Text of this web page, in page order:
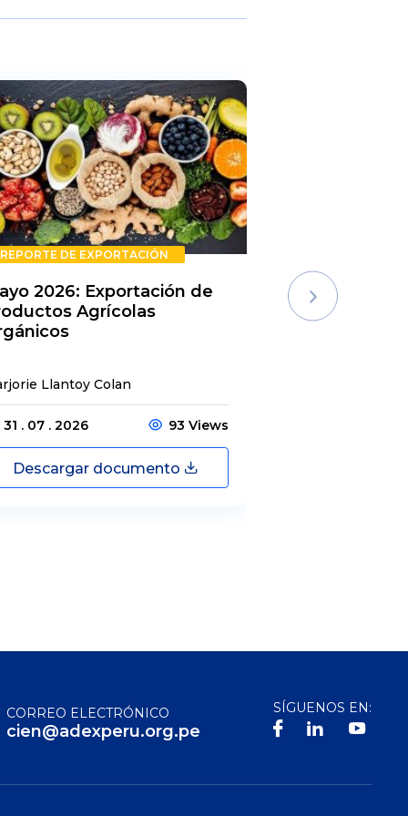
REPORTE DE EXPORTACIÓN
2026: Exportación de
Agrícolas
Llantoy Colan
31 . 07 . 2026 93 Views
Descargar documento
Rechazos
Semestre
CORREO ELECTRÓNICO
cien@adexperu.org.pe
SÍGUENOS EN: